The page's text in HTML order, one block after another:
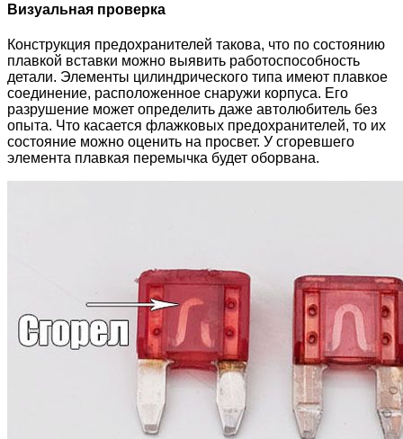
Визуальная проверка
Конструкция предохранителей такова, что по состоянию
плавкой вставки можно выявить работоспособность
детали. Элементы цилиндрического типа имеют плавкое
соединение, расположенное снаружи корпуса. Его
разрушение может определить даже автолюбитель без
опыта. Что касается флажковых предохранителей, то их
состояние можно оценить на просвет. У сгоревшего
элемента плавкая перемычка будет оборвана.